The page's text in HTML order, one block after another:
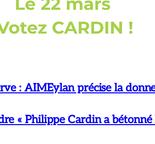
: AIMEylan précise la
« Philippe Cardin a